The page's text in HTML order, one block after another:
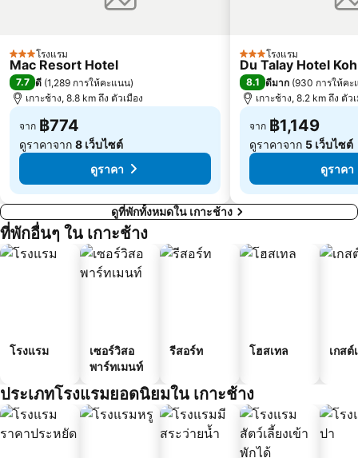
3 ดาวโรงแรม
Mac Resort Hotel
7.7 ดี (1,289 การให้คะแนน)
เกาะช้าง, 8.8 km ถึง ตัวเมือง
จาก ฿774
ดูราคาจาก 8 เว็บไซต์
ดูราคา
3 ดาวโรงแรม
Du Talay Hotel
8.1 ดีมาก (930 การให้คะ
เกาะช้าง, 8.2 km ถึง ตัว
จาก ฿1,149
ดูราคาจาก 5 เว็บไซต์
ดูราคา
ดูที่พักทั้งหมดใน เกาะช้าง
ที่พักอื่นๆ ใน เกาะช้าง
โรงแรม
เซอร์วิสอ
พาร์ทเมนท์
รีสอร์ท โฮสเทล เกสต์
ประเภทโรงแรมยอดนิยมใน เกาะช้าง